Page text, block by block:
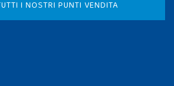
I NOSTRI PUNTI VENDITA